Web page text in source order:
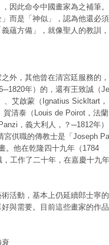
因此命令中國畫家為之補筆。
而是「神似」，認為他還必須
蘊方備」，就像聖人的教訓，
，其他曾在清宮廷服務的，
年）的，還有王致誠（
艾啟蒙（Ignatius Sickltart，
清泰（Louis de Poirot，法蘭
，義大利人，？─1812年）
宮供職的傳教士是「Joseph
。他在乾隆四十九年（1784
工作了二十年，在嘉慶十九年
活動，基本上仍延續郎士寧的
與需要。目前這些畫家的作品